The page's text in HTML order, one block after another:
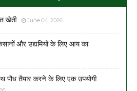
खेती June 04, 2026
और उद्यमियों के लिए आय का
पौध तैयार करने के लिए एक उपयोगी